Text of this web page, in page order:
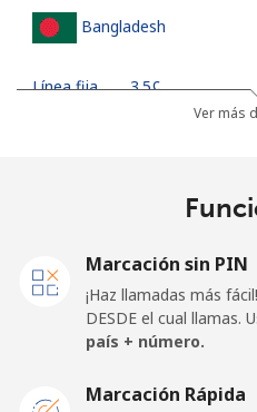
Bangladesh
Línea fija ⁦3.5¢⁩
Línea fija ⁦28.5¢⁩
⁦32.5¢⁩
Ver más
Marcación sin PIN
¡Haz llamadas más
DESDE el cual llamas.
país + número.
Marcación Rápida